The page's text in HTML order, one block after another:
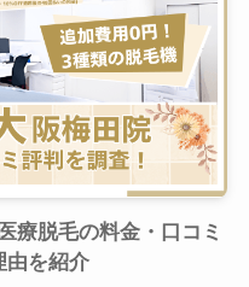
療脱毛の料金・口コミ
由を紹介